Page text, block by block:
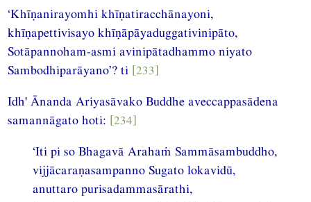
‘Khīṇanirayomhi khīṇatiracchānayoni,
khīṇapettivisayo khīṇāpāyaduggativinipāto,
Sotāpannoham-asmi avinipātadhammo niyato
Sambodhiparāyano’? ti [233]
Idh' Ānanda Ariyasāvako Buddhe aveccappasādena
samannāgato hoti: [234]
‘Iti pi so Bhagavā Arahaṁ Sammāsambuddho,
vijjācaraṇasampanno Sugato lokavidū,
anuttaro purisadammasārathi,